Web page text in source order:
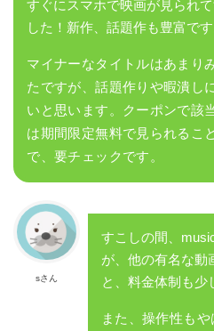
すぐにスマホで映画が見られ
した！新作、話題作も豊富です
マイナーなタイトルはあまり
たですが、話題作りや暇潰し
いと思います。クーポンで該
は期間限定無料で見られるこ
で、要チェックです。
sさん
すこしの間、
が、他の有名な動
と、料金体制も少
また、操作性も